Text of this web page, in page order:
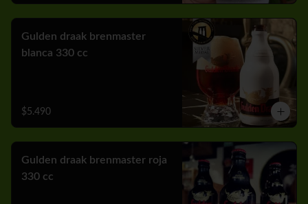
Gulden draak brenmaster
blanca 330 cc
$5.490
Gulden draak brenmaster roja
330 cc